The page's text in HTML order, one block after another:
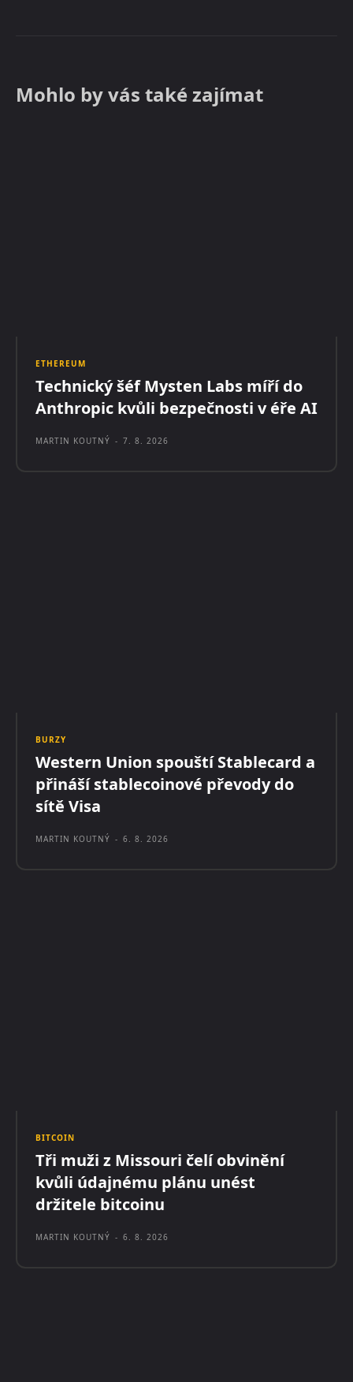
Mohlo by vás také zajímat
ETHEREUM
Technický šéf Mysten Labs míří do
Anthropic kvůli bezpečnosti v éře AI
MARTIN KOUTNÝ - 7. 8. 2026
BURZY
Western Union spouští Stablecard a
přináší stablecoinové převody do
sítě Visa
MARTIN KOUTNÝ - 6. 8. 2026
BITCOIN
Tři muži z Missouri čelí obvinění
kvůli údajnému plánu unést
držitele bitcoinu
MARTIN KOUTNÝ - 6. 8. 2026